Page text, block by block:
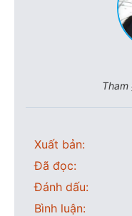
Tham
Xuất bản:
Đã đọc:
Đánh dấu:
Bình luận: